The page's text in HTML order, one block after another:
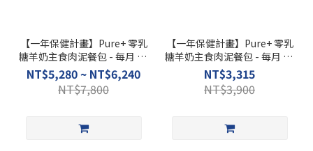
【一年保健計畫】Pure+ 零乳
糖羊奶主食肉泥餐包 - 每月 60
包共 12 個月
NT$5,280 ~ NT$6,240
NT$7,800
【一年保健計畫】Pure+ 零乳
糖羊奶主食肉泥餐包 - 每月 30
包共 12 個月
NT$3,315
NT$3,900